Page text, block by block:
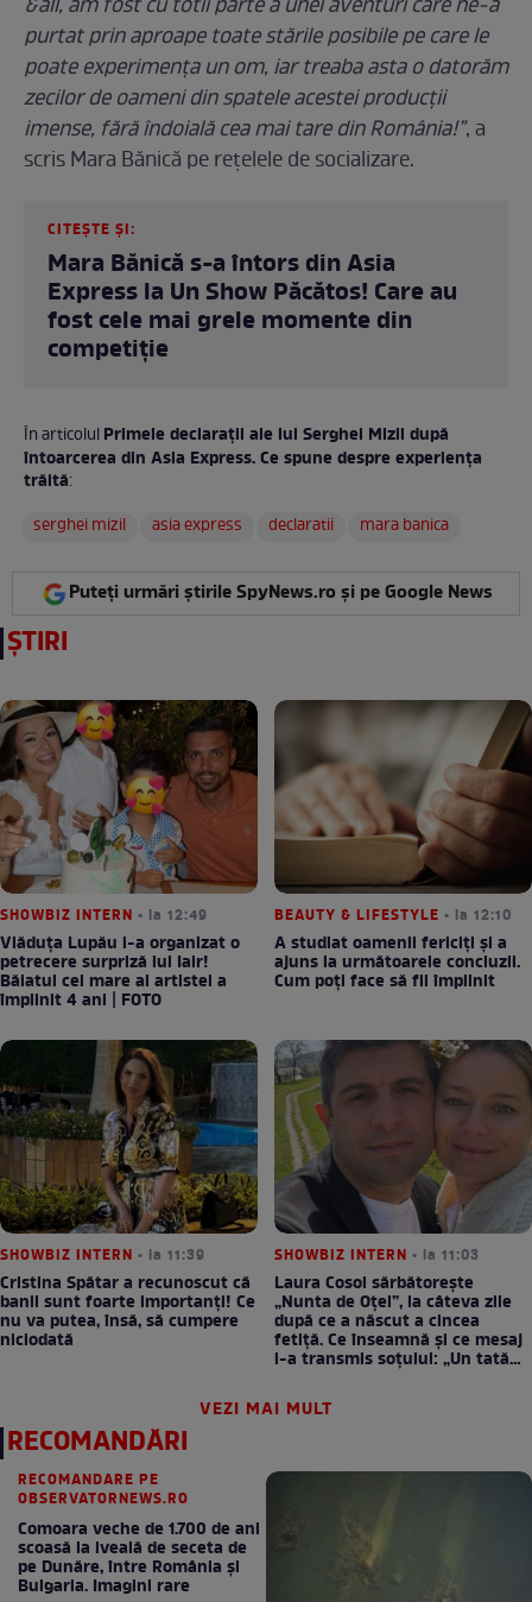
&all, am fost cu totii parte a unei aventuri care ne-a
purtat prin aproape toate stările posibile pe care le
poate experimența un om, iar treaba asta o datorăm
zecilor de oameni din spatele acestei producții
imense, fără îndoială cea mai tare din România!”, a
scris Mara Bănică pe rețelele de socializare.
CITEȘTE ȘI:
Mara Bănică s-a întors din Asia
Express la Un Show Păcătos! Care au
fost cele mai grele momente din
competiție
În articolulPrimele declarații ale lui Serghei Mizil după
întoarcerea din Asia Express. Ce spune despre experiența
trăită:
serghei mizil
asia express declaratii mara banica
Puteți urmări știrile SpyNews.ro și pe Google News
ȘTIRI
SHOWBIZ INTERN • la 12:49
Vlăduța Lupău i-a organizat o
petrecere surpriză lui Iair!
Băiatul cel mare al artistei a
împlinit 4 ani | FOTO
BEAUTY & LIFESTYLE • la 12:10
A studiat oamenii fericiți și a
ajuns la următoarele concluzii.
Cum poți face să fii împlinit
SHOWBIZ INTERN • la 11:39
Cristina Spătar a recunoscut că
banii sunt foarte importanți! Ce
nu va putea, însă, să cumpere
niciodată
SHOWBIZ INTERN • la 11:03
Laura Cosoi sărbătorește
„Nunta de Oțel”, la câteva zile
după ce a născut a cincea
fetiță. Ce înseamnă și ce mesaj
i-a transmis soțului: „Un tată
VEZI MAI MULT
RECOMANDĂRI
RECOMANDARE PE
OBSERVATORNEWS.RO
Comoara veche de 1.700 de ani
scoasă la iveală de seceta de
pe Dunăre, între România şi
Bulgaria. Imagini rare